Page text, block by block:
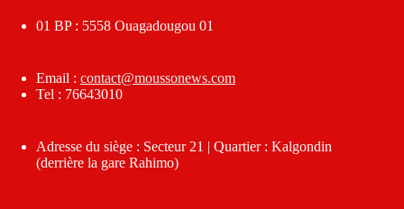
01 BP : 5558 Ouagadougou 01
Email : contact@moussonews.com
Tel : 76643010
Adresse du siège : Secteur 21 | Quartier : Kalgondin
(derrière la gare Rahimo)